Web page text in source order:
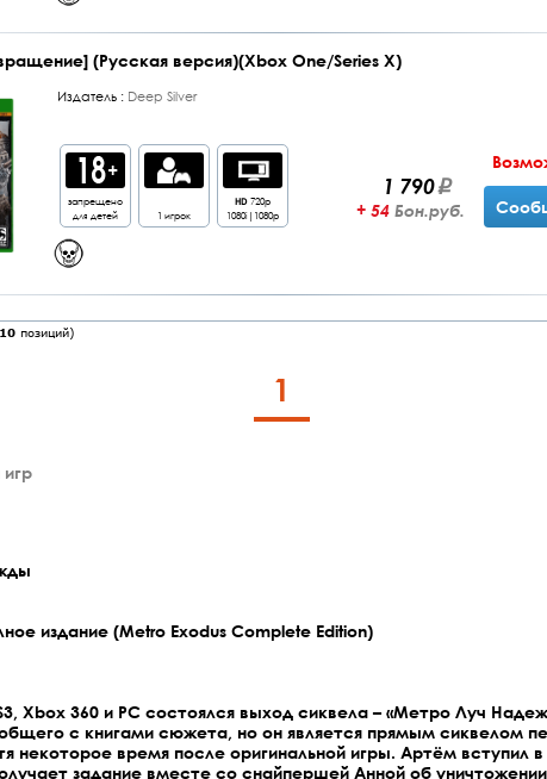
(Русская версия)(Xbox One/Series X)
Издатель : Deep Silver
запрещено
для детей
1 игрок
HD720p
1080i|1080p
1 790
+ 54 Бон.руб.
10 позиций)
1
издание (Metro Exodus Complete Edition)
Xbox 360 и PC состоялся выход сиквела – «Метро Луч
с книгами сюжета, но он является прямым сиквелом
некоторое время после оригинальной игры. Артём вступил
задание вместе со снайпершей Анной об